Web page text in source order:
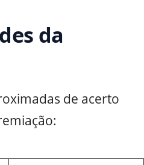
da
de acerto